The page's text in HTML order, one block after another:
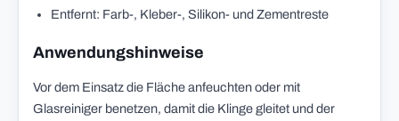
Entfernt: Farb-, Kleber-, Silikon- und Zementreste
Anwendungshinweise
Vor dem Einsatz die Fläche anfeuchten oder mit
Glasreiniger benetzen, damit die Klinge gleitet und der